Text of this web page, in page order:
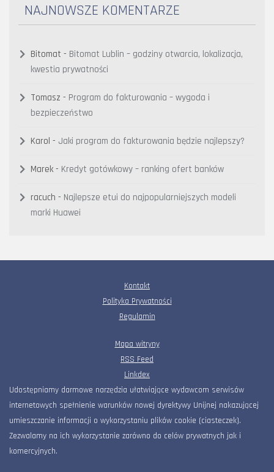
NAJNOWSZE KOMENTARZE
Bitomat - Bitomat Lublin – godziny otwarcia, lokalizacja,
kwestia prywatności
Tomasz - Program do fakturowania – wygoda i
bezpieczeństwo
Karol - Jaki program do fakturowania będzie najlepszy?
Marek - Kredyt gotówkowy – ranking ofert banków
racuch - Najlepsze etui do najpopularniejszych modeli
marki Huawei
Kontakt
Polityka Prywatności
Regulamin
Mapa witryny
RSS Feed
Linkdex
Udostępniamy darmowe narzędzia ułatwiające wydawcom serwisów
internetowych spełnienie warunków nowej dyrektywy Unijnej nakazującej
umieszczanie informacji o wykorzystaniu plików cookie (ciasteczek).
Zezwalamy na ich wykorzystanie zarówno do celów prywatnych jak i
komercyjnych.